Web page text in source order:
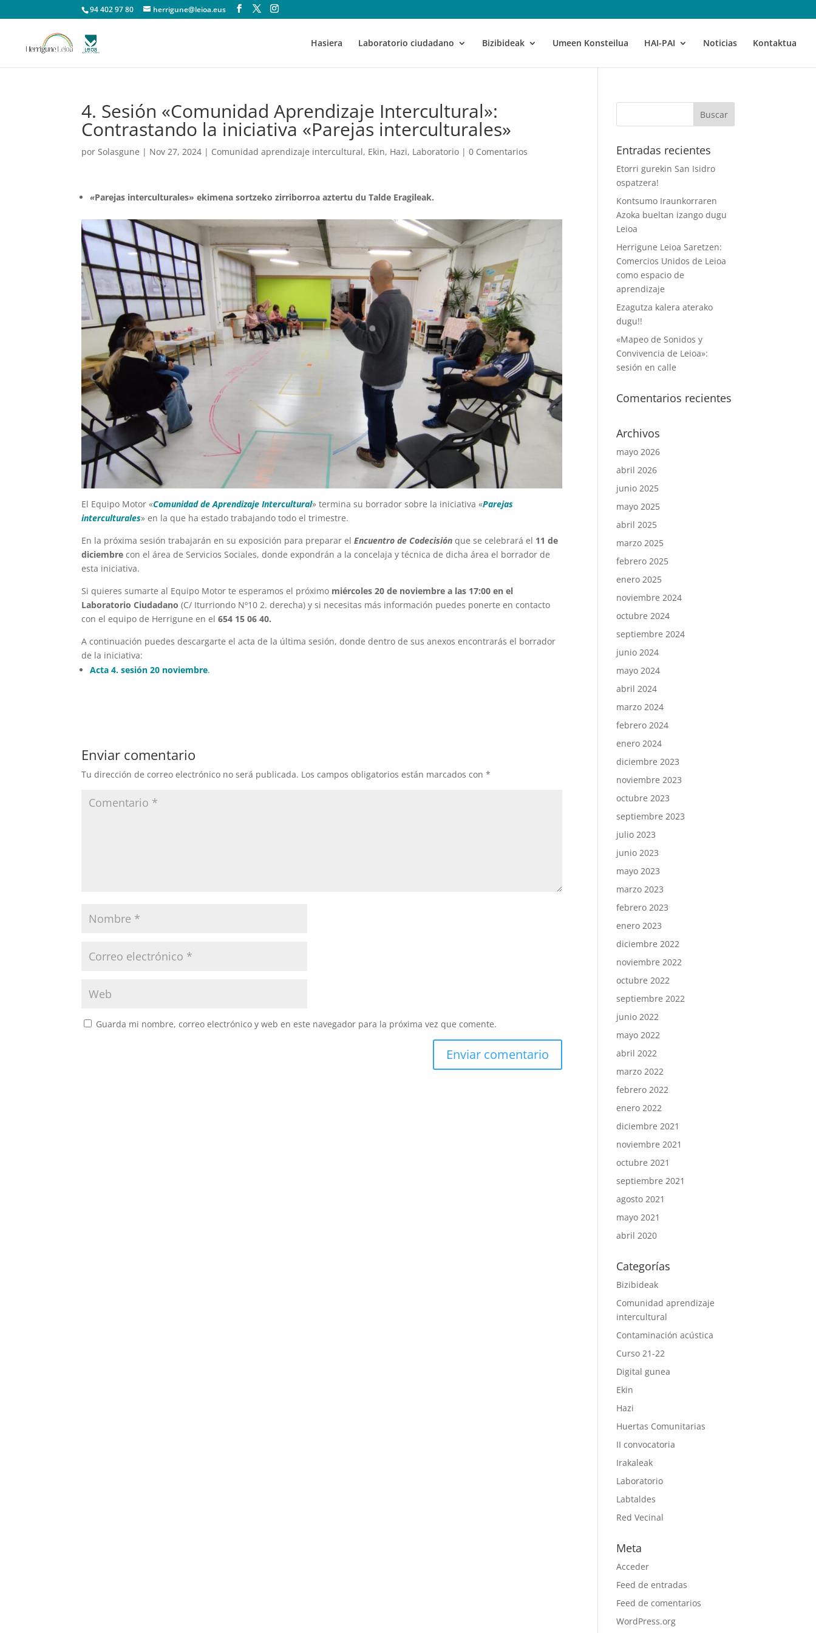
94 402 97 80 herrigune@leioa.eus
Hasiera Laboratorio ciudadano Bizibideak Umeen Konsteilua HAI-PAI Noticias Kontaktua
4. Sesión «Comunidad Aprendizaje Intercultural»:
Contrastando la iniciativa «Parejas interculturales»
porSolasgune | Nov 27, 2024 | Comunidad aprendizaje intercultural, Ekin, Hazi, Laboratorio |0 Comentarios
«Parejas interculturales» ekimena sortzeko zirriborroa aztertu du Talde Eragileak.
El Equipo Motor «Comunidad de Aprendizaje Intercultural» termina su borrador sobre la iniciativa «Parejas
interculturales» en la que ha estado trabajando todo el trimestre.
En la próxima sesión trabajarán en su exposición para preparar elEncuentro de Codecisión que se celebrará el 11 de
diciembre con el área de Servicios Sociales, donde expondrán a la concelaja y técnica de dicha área el borrador de
esta iniciativa.
Si quieres sumarte al Equipo Motor te esperamos el próximo miércoles 20 de noviembre a las 17:00 en el
Laboratorio Ciudadano (C/ Iturriondo Nº10 2. derecha) y si necesitas más información puedes ponerte en contacto
con el equipo de Herrigune en el654 15 06 40.
A continuación puedes descargarte el acta de la última sesión, donde dentro de sus anexos encontrarás el borrador
de la iniciativa:
Acta 4. sesión 20 noviembre.
Enviar comentario
Tu dirección de correo electrónico no será publicada. Los campos obligatorios están marcados con*
Guarda mi nombre, correo electrónico y web en este navegador para la próxima vez que comente.
Entradas recientes
Etorri gurekin San Isidro
ospatzera!
Kontsumo Iraunkorraren
Azoka bueltan izango dugu
Leioa
Herrigune Leioa Saretzen:
Comercios Unidos de Leioa
como espacio de
aprendizaje
Ezagutza kalera aterako
dugu!!
«Mapeo de Sonidos y
Convivencia de Leioa»:
sesión en calle
Comentarios recientes
Archivos
mayo 2026
abril 2026
junio 2025
mayo 2025
abril 2025
marzo 2025
febrero 2025
enero 2025
noviembre 2024
octubre 2024
septiembre 2024
junio 2024
mayo 2024
abril 2024
marzo 2024
febrero 2024
enero 2024
diciembre 2023
noviembre 2023
octubre 2023
septiembre 2023
julio 2023
junio 2023
mayo 2023
marzo 2023
febrero 2023
enero 2023
diciembre 2022
noviembre 2022
octubre 2022
septiembre 2022
junio 2022
mayo 2022
abril 2022
marzo 2022
febrero 2022
enero 2022
diciembre 2021
noviembre 2021
octubre 2021
septiembre 2021
agosto 2021
mayo 2021
abril 2020
Categorías
Bizibideak
Comunidad aprendizaje
intercultural
Contaminación acústica
Curso 21-22
Digital gunea
Ekin
Hazi
Huertas Comunitarias
II convocatoria
Irakaleak
Laboratorio
Labtaldes
Red Vecinal
Meta
Acceder
Feed de entradas
Feed de comentarios
WordPress.org